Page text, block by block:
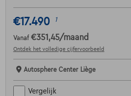
€17.490 1
Vanaf €351,45/maand
Ontdek het volledige cijfervoorbeeld
Autosphere Center Liège
Vergelijk